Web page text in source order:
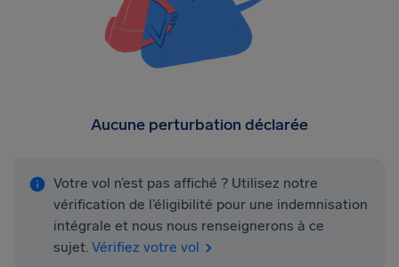
Aucune perturbation déclarée
Votre vol n’est pas affiché ? Utilisez notre
vérification de l’éligibilité pour une indemnisation
intégrale et nous nous renseignerons à ce
sujet. Vérifiez votre vol